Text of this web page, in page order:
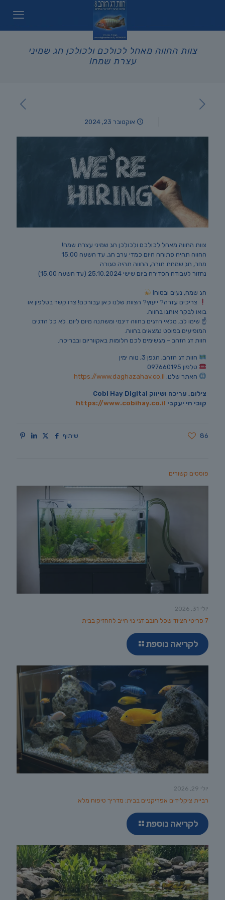
צוות החווה מאחל לכולכם ולכולכן חג שמיני
עצרת שמח!
אוקטובר 23, 2024
צוות החווה מאחל לכולכם ולכולכן חג שמיני עצרת שמח!
החווה תהיה פתוחה היום כמדי ערב חג, עד השעה 15:00
מחר, חג שמחת תורה, החווה תהיה סגורה
נחזור לעבודה הסדירה ביום שישי 25.10.2024 (עד השעה 15:00)
חג שמח, נעים ובטוח!
צריכים עזרה? ייעוץ? הצוות שלנו כאן עבורכם! צרו קשר בטלפון או
בואו לבקר אותנו בחווה.
☝️ שימו לב, מלאי הדגים בחווה דינמי ומשתנה מיום ליום. לא כל הדגים
המופיעים בפוסט נמצאים בחווה.
חוות דג הזהב – מגשימים לכם חלומות באקווריום ובבריכה.
חוות דג הזהב, הגפן 3, נווה ימין
טלפון 097660195
האתר שלנו: https://www.daghazahav.co.il
צילום, עריכה ושיווק Cobi Hay Digital
קובי חי יעקבי https://www.cobihay.co.il
שיתוף 86
פוסטים קשורים
יולי 31, 2026
7 פריטי הציוד שכל חובב דגי נוי חייב להחזיק בבית
לקריאה נוספת
יולי 29, 2026
רביית ציקלידים אפריקניים בבית: מדריך טיפוח מלא
לקריאה נוספת